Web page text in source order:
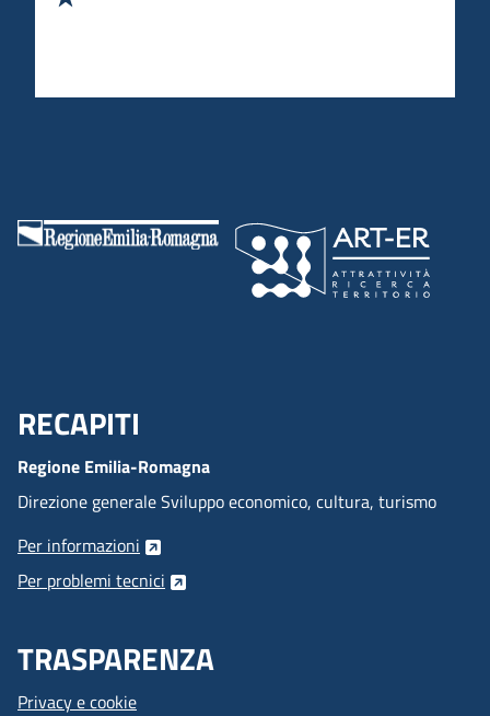
Menu Footer
RECAPITI
Regione Emilia-Romagna
Direzione generale Sviluppo economico, cultura, turismo
Per informazioni
Per problemi tecnici
TRASPARENZA
Privacy e cookie